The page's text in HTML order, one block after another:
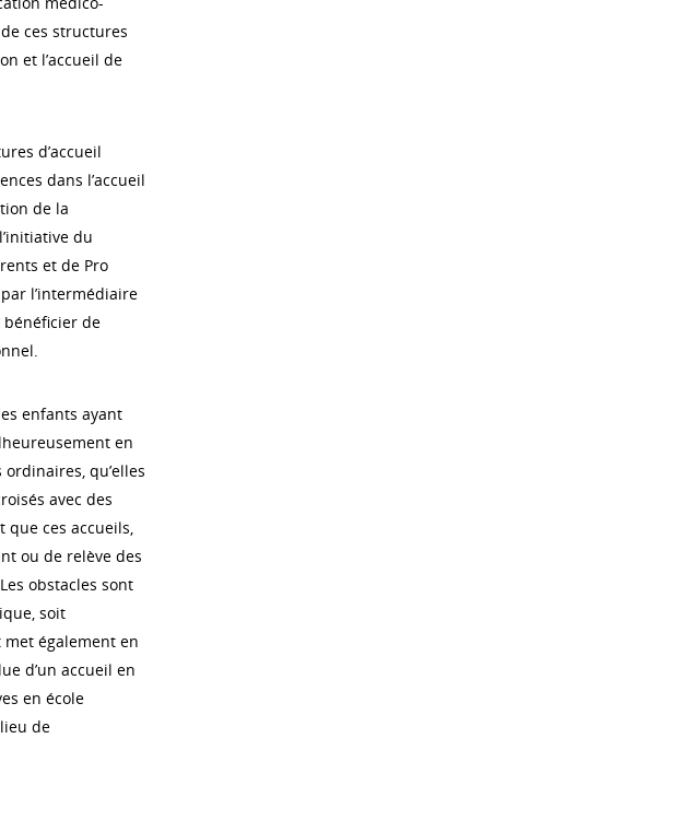
ces structures
et l’accueil de
d’accueil
dans l’accueil
de la
du
et de Pro
l’intermédiaire
bénéficier de
enfants ayant
en
qu’elles
avec des
ces accueils,
ou de relève des
obstacles sont
soit
met également en
d’un accueil en
en école
de